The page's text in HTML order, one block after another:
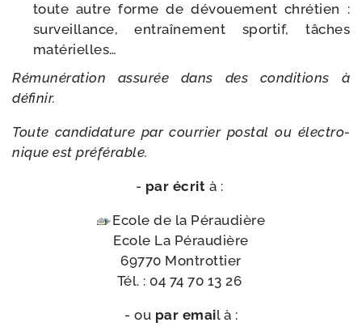
toute autre forme de dévoue­ment chré­tien :
sur­veillance, entraî­ne­ment spor­tif, tâches
matérielles…
Rémunération assu­rée dans des condi­tions à
définir.
Toute can­di­da­ture par cour­rier pos­tal ou élec­tro­
nique est pré­fé­rable.
- par écrit à :
Ecole de la Péraudière
Ecole La Péraudière
69770 Montrottier
Tél. : 04 74 70 13 26
- ou par email à :